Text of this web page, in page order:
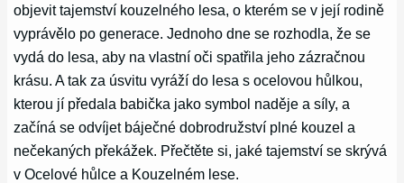
objevit tajemství kouzelného lesa, o kterém se v její rodině
vyprávělo po generace. Jednoho dne se rozhodla, že se
vydá do lesa, aby na vlastní oči spatřila jeho zázračnou
krásu. A tak za úsvitu vyráží do lesa s ocelovou hůlkou,
kterou jí předala babička jako symbol naděje a síly, a
začíná se odvíjet báječné dobrodružství plné kouzel a
nečekaných překážek. Přečtěte si, jaké tajemství se skrývá
v Ocelové hůlce a Kouzelném lese.